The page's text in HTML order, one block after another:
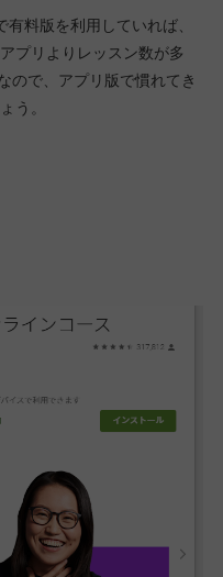
料版を利用していれば、
プリよりレッスン数が多
ので、アプリ版で慣れてき
う。